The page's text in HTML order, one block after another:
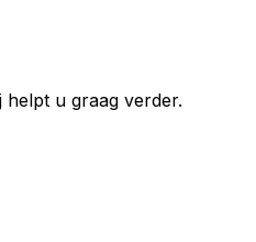
helpt u graag verder.